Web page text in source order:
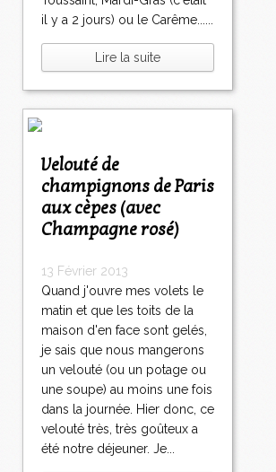
il y a 2 jours) ou le Carême......
Lire la suite
Velouté de
champignons de Paris
aux cèpes (avec
Champagne rosé)
13 Février 2013
Quand j'ouvre mes volets le
matin et que les toits de la
maison d'en face sont gelés,
je sais que nous mangerons
un velouté (ou un potage ou
une soupe) au moins une fois
dans la journée. Hier donc, ce
velouté très, très goûteux a
été notre déjeuner. Je...